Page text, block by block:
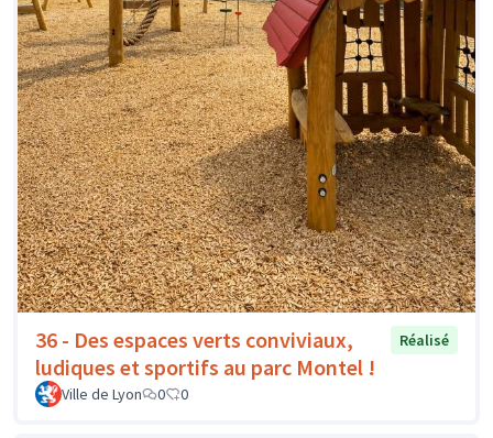
36 - Des espaces verts conviviaux,
ludiques et sportifs au parc Montel !
Réalisé
Ville de Lyon 0 0